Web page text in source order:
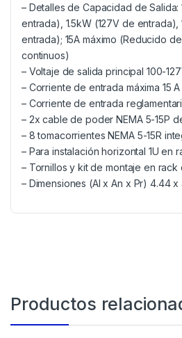
– Detalles de Capacidad de Salida:
entrada), 1.5kW (127V de entrada),
entrada); 15A máximo (Reducido
continuos)
– Voltaje de salida principal 100-
– Corriente de entrada máxima 15 A
– Corriente de entrada
– 2x cable de poder NEMA 5-15P
– 8 tomacorrientes NEMA 5-15R
– Para instalación horizontal 1U en
– Tornillos y kit de montaje en rack
– Dimensiones (Al x An x Pr) 4.44
Productos